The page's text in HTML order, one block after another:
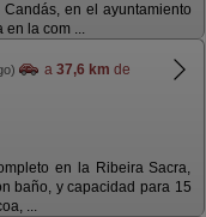
en el ayuntamiento
en la com ...
a 37,6 km de
en la Ribeira Sacra,
baño, y capacidad para 15
...